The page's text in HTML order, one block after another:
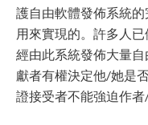
護自由軟體發佈系統
用來實現的。許多人
經由此系統發佈大量
獻者有權決定他/她是
證接受者不能強迫作者